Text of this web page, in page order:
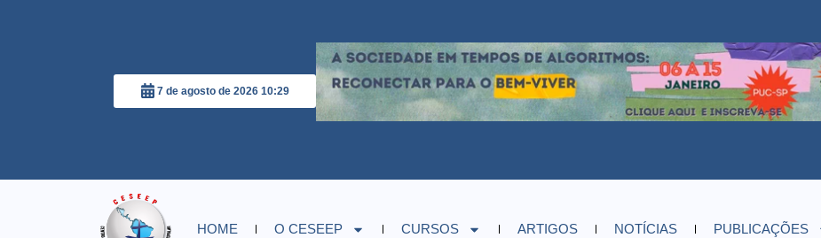
7 de agosto de 2026 10:29
HOME O CESEEP CURSOS ARTIGOS NOTÍCIAS PUBLICAÇÕES